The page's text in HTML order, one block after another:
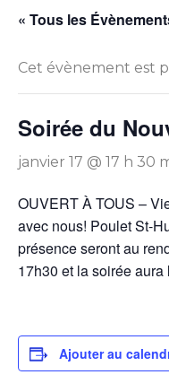
« Tous les
Cet évènement est
Soirée du
janvier 17 @ 17 h 30
OUVERT À TOUS –
avec nous! Poulet St-
présence seront au
17h30 et la soirée
Ajouter au